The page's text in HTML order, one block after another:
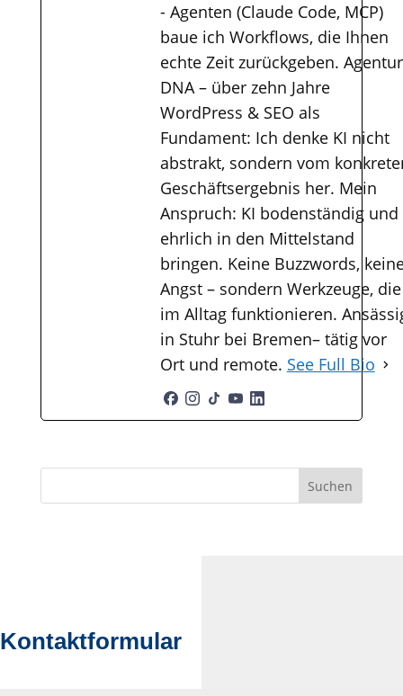
- Agenten (Claude Code, MCP)
baue ich Workflows, die Ihnen
echte Zeit zurückgeben.
DNA – über zehn Jahre
WordPress & SEO als
Fundament: Ich denke KI nicht
abstrakt, sondern vom
Geschäftsergebnis her. Mein
Anspruch: KI bodenständig und
ehrlich in den Mittelstand
bringen. Keine Buzzwords,
Angst – sondern Werkzeuge, die
im Alltag funktionieren.
in Stuhr bei Bremen– tätig vor
Ort und remote. See Full Bio
Suchen
Kontaktformular